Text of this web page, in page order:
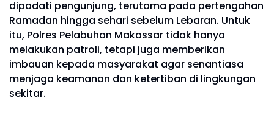
dipadati pengunjung, terutama pada pertengahan
Ramadan hingga sehari sebelum Lebaran. Untuk
itu, Polres Pelabuhan Makassar tidak hanya
melakukan patroli, tetapi juga memberikan
imbauan kepada masyarakat agar senantiasa
menjaga keamanan dan ketertiban di lingkungan
sekitar.